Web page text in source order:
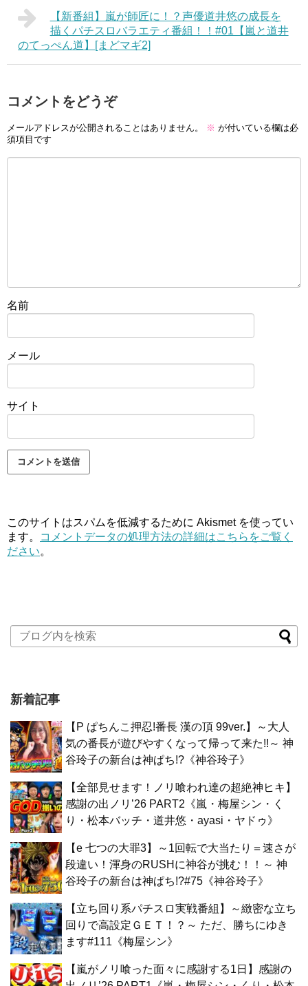
【新番組】嵐が師匠に！？声優道井悠の成長を
描くパチスロバラエティ番組！！#01【嵐と道井
のてっぺん道】[まどマギ2]
コメントをどうぞ
メールアドレスが公開されることはありません。 ※ が付いている欄は必
須項目です
名前
メール
サイト
このサイトはスパムを低減するために Akismet を使ってい
ます。
コメントデータの処理方法の詳細はこちらをご覧く
ださい。
新着記事
【P ぱちんこ押忍!番長 漢の頂 99ver.】～大人
気の番長が遊びやすくなって帰って来た!!～ 神
谷玲子の新台は神ぱち!?《神谷玲子》
【全部見せます！ノリ喰われ達の超絶神ヒキ】
感謝の出ノリ’26 PART2《嵐・梅屋シン・く
り・松本バッチ・道井悠・ayasi・ヤドゥ》
【e 七つの大罪3】～1回転で大当たり＝速さが
段違い！渾身のRUSHに神谷が挑む！！～ 神
谷玲子の新台は神ぱち!?#75《神谷玲子》
【立ち回り系パチスロ実戦番組】～緻密な立ち
回りで高設定ＧＥＴ！？～ ただ、勝ちにゆき
ます#111《梅屋シン》
【嵐がノリ喰った面々に感謝する1日】感謝の